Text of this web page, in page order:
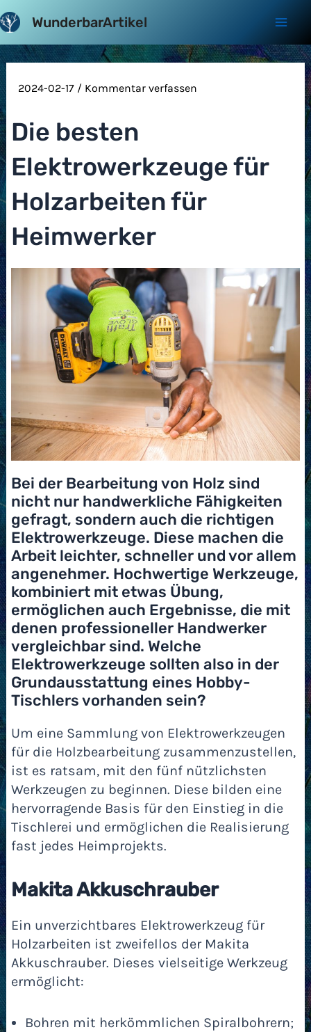
Zum
Inhalt
springen
WunderbarArtikel
2024-02-17 / Kommentar verfassen
Die besten
Elektrowerkzeuge für
Holzarbeiten für
Heimwerker
Bei der Bearbeitung von Holz sind
nicht nur handwerkliche Fähigkeiten
gefragt, sondern auch die richtigen
Elektrowerkzeuge. Diese machen die
Arbeit leichter, schneller und vor allem
angenehmer. Hochwertige Werkzeuge,
kombiniert mit etwas Übung,
ermöglichen auch Ergebnisse, die mit
denen professioneller Handwerker
vergleichbar sind. Welche
Elektrowerkzeuge sollten also in der
Grundausstattung eines Hobby-
Tischlers vorhanden sein?
Um eine Sammlung von Elektrowerkzeugen
für die Holzbearbeitung zusammenzustellen,
ist es ratsam, mit den fünf nützlichsten
Werkzeugen zu beginnen. Diese bilden eine
hervorragende Basis für den Einstieg in die
Tischlerei und ermöglichen die Realisierung
fast jedes Heimprojekts.
Makita Akkuschrauber
Ein unverzichtbares Elektrowerkzeug für
Holzarbeiten ist zweifellos der Makita
Akkuschrauber. Dieses vielseitige Werkzeug
ermöglicht:
Bohren mit herkömmlichen Spiralbohrern;